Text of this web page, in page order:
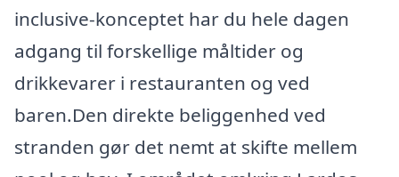
inclusive-konceptet har du hele dagen
adgang til forskellige måltider og
drikkevarer i restauranten og ved
baren.Den direkte beliggenhed ved
stranden gør det nemt at skifte mellem